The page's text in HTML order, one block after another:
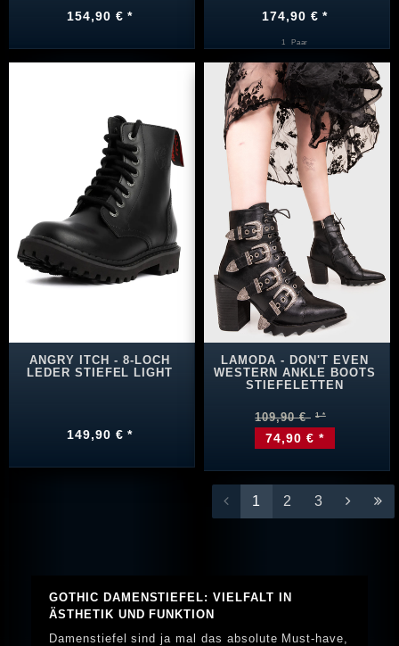
154,90 € * 174,90 € *
1 Paar
ANGRY ITCH - 8-LOCH
LEDER STIEFEL LIGHT
149,90 € *
LAMODA - DON'T EVEN
WESTERN ANKLE BOOTS
STIEFELETTEN
109,90 €
74,90 € *
1 2 3
GOTHIC DAMENSTIEFEL: VIELFALT IN
ÄSTHETIK UND FUNKTION
Damenstiefel sind ja mal das absolute Must-have,